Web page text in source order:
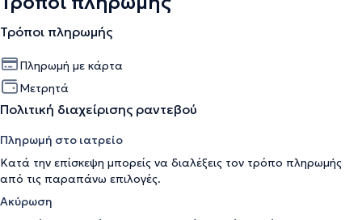
Τρόποι πληρωμής
Πληρωμή με κάρτα
Μετρητά
Πολιτική διαχείρισης ραντεβού
Πληρωμή στο ιατρείο
Κατά την επίσκεψη μπορείς να διαλέξεις τον τρόπο πληρωμής
από τις παραπάνω επιλογές.
Ακύρωση